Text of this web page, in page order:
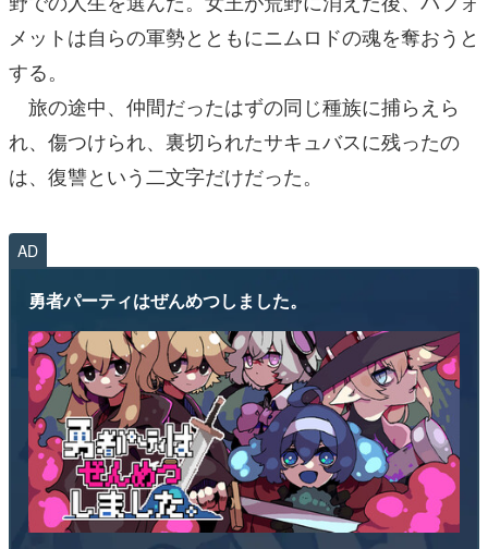
メットは自らの軍勢とともにニムロドの魂を奪おうと
する。
旅の途中、仲間だったはずの同じ種族に捕らえら
れ、傷つけられ、裏切られたサキュバスに残ったの
は、復讐という二文字だけだった。
AD
勇者パーティはぜんめつしました。